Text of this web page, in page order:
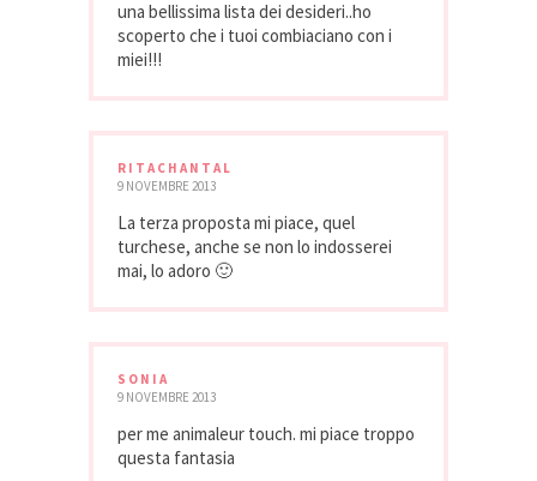
una bellissima lista dei desideri..ho
scoperto che i tuoi combiaciano con i
miei!!!
RITACHANTAL
9 NOVEMBRE 2013
La terza proposta mi piace, quel
turchese, anche se non lo indosserei
mai, lo adoro 🙂
SONIA
9 NOVEMBRE 2013
per me animaleur touch. mi piace troppo
questa fantasia